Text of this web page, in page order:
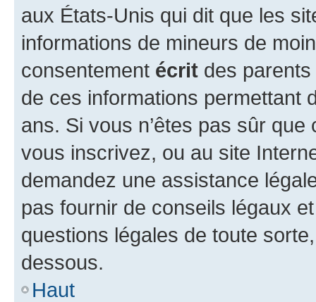
aux États-Unis qui dit que les
informations de mineurs de
consentement écrit des parents
de ces informations permettant
ans. Si vous n’êtes pas sûr
vous inscrivez, ou au site
demandez une assistance
pas fournir de conseils légaux
questions légales de toute
dessous.
Haut